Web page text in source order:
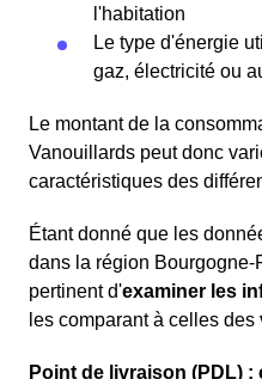
l'habitation
Le type d'énergie
gaz, électricité ou
Le montant de la
Vanouillards peut donc
caractéristiques des
Étant donné que les
dans la région
pertinent d'examiner les
les comparant à celles des
Point de livraison (PDL)